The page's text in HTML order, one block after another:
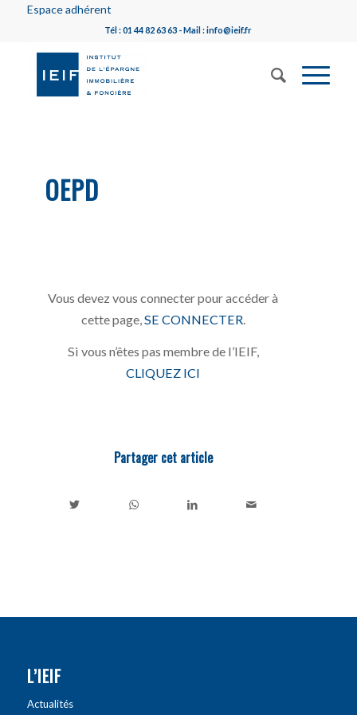
Espace adhérent
Tél : 01 44 82 63 63 - Mail : info@ieif.fr
OEPD
Vous devez vous connecter pour accéder à
cette page, SE CONNECTER
Si vous n’êtes pas membre de l’IEIF,
CLIQUEZ ICI
Partager cet article
L’IEIF
Actualités